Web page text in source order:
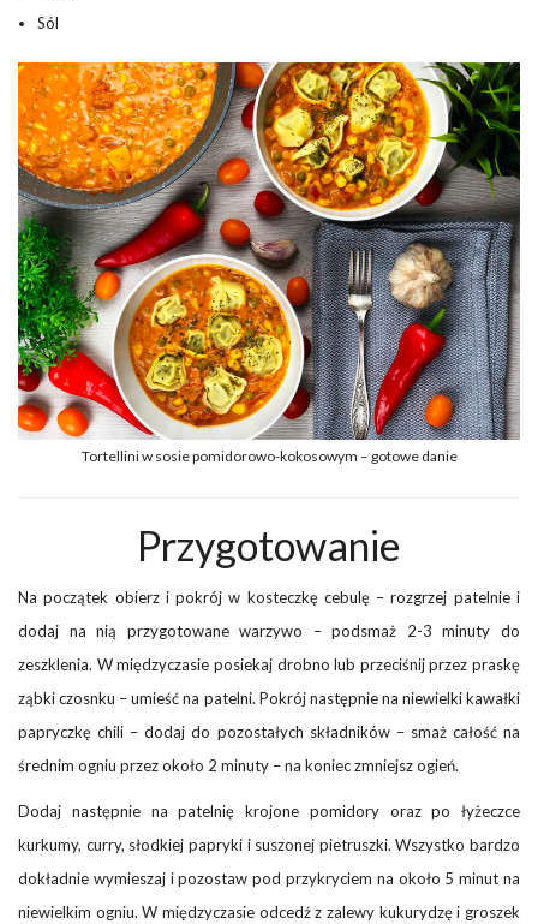
Sól
Tortellini w sosie pomidorowo-kokosowym – gotowe danie
Przygotowanie
Na początek obierz i pokrój w kosteczkę cebulę – rozgrzej patelnie i
dodaj na nią przygotowane warzywo – podsmaż 2-3 minuty do
zeszklenia. W międzyczasie posiekaj drobno lub przeciśnij przez praskę
ząbki czosnku – umieść na patelni. Pokrój następnie na niewielki kawałki
papryczkę chili – dodaj do pozostałych składników – smaż całość na
średnim ogniu przez około 2 minuty – na koniec zmniejsz ogień.
Dodaj następnie na patelnię krojone pomidory oraz po łyżeczce
kurkumy, curry, słodkiej papryki i suszonej pietruszki. Wszystko bardzo
dokładnie wymieszaj i pozostaw pod przykryciem na około 5 minut na
niewielkim ogniu. W międzyczasie odcedź z zalewy kukurydzę i groszek